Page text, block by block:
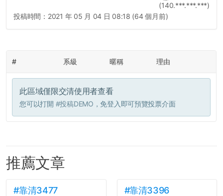
(140.***.***.***)
投稿時間： 2021 年 05 月 04 日 08:18 (64 個月前)
# 系級 暱稱 理由
此區域僅限交清使用者查看
您可以打開 #投稿DEMO ，免登入即可預覽投票介面
推薦文章
#靠清3477 #靠清3396